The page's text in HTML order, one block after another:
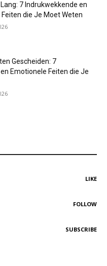
7 Indrukwekkende en
Feiten die Je Moet Weten
Gescheiden: 7
Emotionele Feiten die Je
LIKE
FOLLOW
SUBSCRIBE